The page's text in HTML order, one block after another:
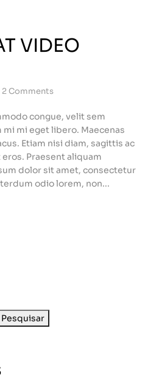
Pesquisar
VIDEO
2Comments
congue, velit sem
mi eget libero. Maecenas
Etiam nisi diam, sagittis ac
Praesent aliquam
dolor sit amet, consectetur
odio lorem, non...